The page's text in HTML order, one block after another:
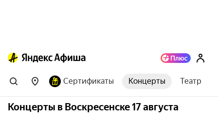
Сертификаты Концерты Театр
Концерты в Воскресенске 17 августа